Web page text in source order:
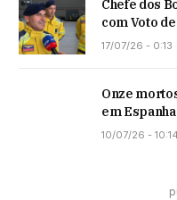
Chefe dos
com Voto
17/07/26 - 0:13
Onze
em Espanha
10/07/26 - 10:14